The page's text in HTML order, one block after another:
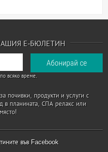
Е-БЮЛЕТИН
всяко време.
почивки, продукти и услуги с
в планината, СПА релакс или
във Facebook